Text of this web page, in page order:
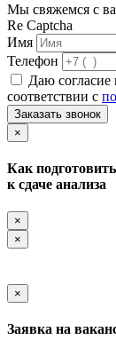
Мы свяжемся с
Re Captcha
Имя
Телефон
Даю согласие
соответствии с
Заказать звонок
×
Как
к сдаче анализа
×
×
×
Заявка на